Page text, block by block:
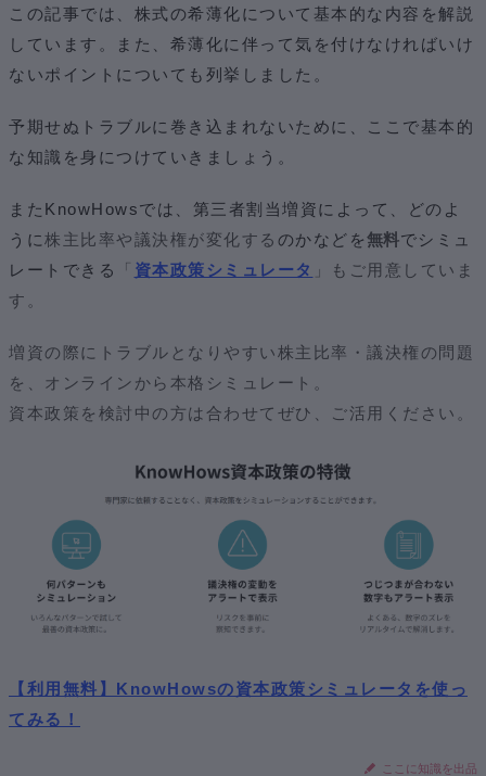
この記事では、株式の希薄化について基本的な内容を解説
しています。また、希薄化に伴って気を付けなければいけ
ないポイントについても列挙しました。
予期せぬトラブルに巻き込まれないために、ここで基本的
な知識を身につけていきましょう。
またKnowHowsでは、第三者割当増資によって、どのよ
うに株主比率や議決権が変化する のかなどを無料でシミュ
レートできる
「 資本政策シミュレータ 」もご用意していま
す。
増資の際にトラブルとなりやすい株主比率・議決権の問題
を、オンラインから本格シミュレート。
資本政策を検討中の方は合わせてぜひ、ご活用ください。
【利用無料】KnowHowsの資本政策シミュレータを使っ
てみる！
ここに知識を出品